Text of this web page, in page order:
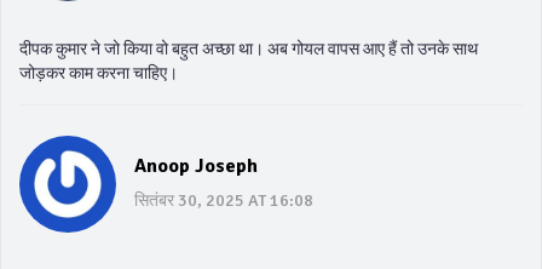
दीपक कुमार ने जो किया वो बहुत अच्छा था। अब गोयल वापस आए हैं तो उनके साथ
जोड़कर काम करना चाहिए।
Anoop Joseph
सितंबर 30, 2025 AT 16:08